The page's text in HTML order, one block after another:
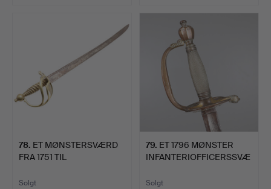
78. ET MØNSTERSVÆRD
FRA 1751 TIL
Solgt
79. ET 1796 MØNSTER
INFANTERIOFFICERSSVÆ
Solgt